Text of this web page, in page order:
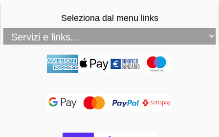
Seleziona dal menu links